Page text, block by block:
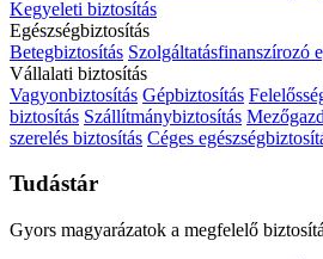
Kegyeleti biztosítás
Egészségbiztosítás
Betegbiztosítás Szolgáltatásfinanszírozó
Vállalati biztosítás
Vagyonbiztosítás Gépbiztosítás
biztosítás Szállítmánybiztosítás
szerelés biztosítás Céges
Tudástár
Gyors magyarázatok a megfelelő